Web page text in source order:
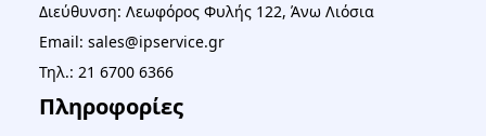
Διεύθυνση: Λεωφόρος Φυλής 122, Άνω Λιόσια
Email: sales@ipservice.gr
Τηλ.: 21 6700 6366
Πληροφορίες